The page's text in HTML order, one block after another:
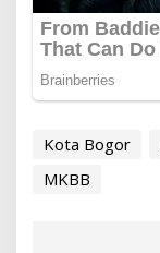
Kota Bogor
MKBB